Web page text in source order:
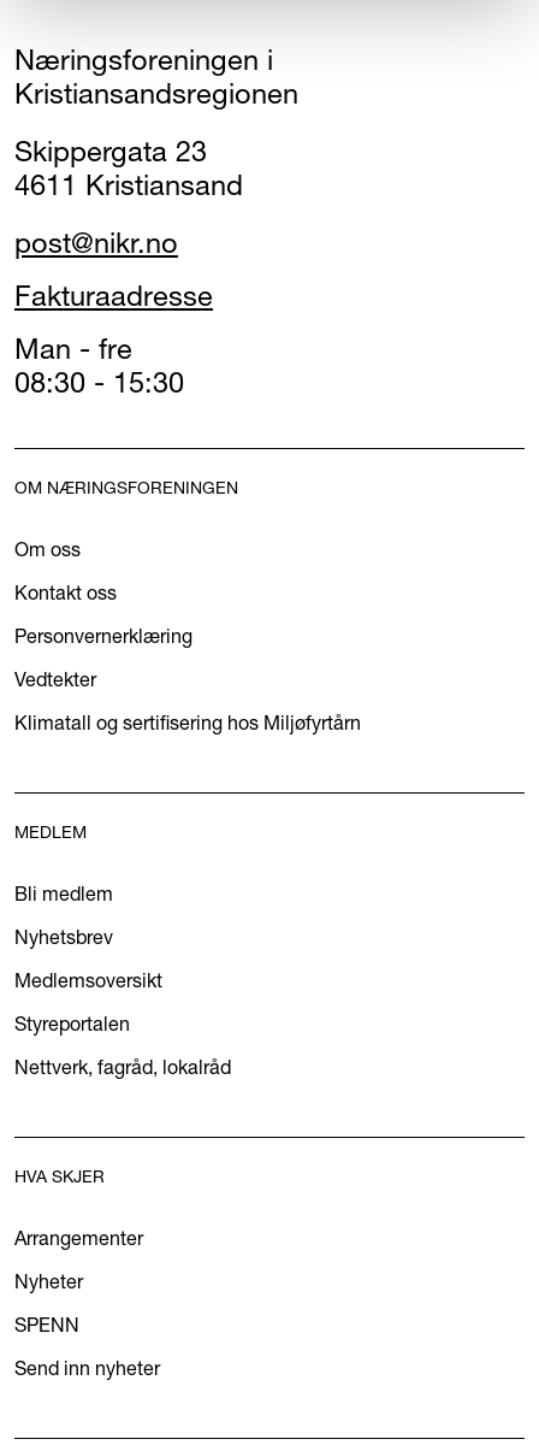
Næringsforeningen i
Kristiansandsregionen
Skippergata 23
4611 Kristiansand
post@nikr.no
Fakturaadresse
Man - fre
08:30 - 15:30
OM NÆRINGSFORENINGEN
Om oss
Kontakt oss
Personvernerklæring
Vedtekter
Klimatall og sertifisering hos Miljøfyrtårn
MEDLEM
Bli medlem
Nyhetsbrev
Medlemsoversikt
Styreportalen
Nettverk, fagråd, lokalråd
HVA SKJER
Arrangementer
Nyheter
SPENN
Send inn nyheter